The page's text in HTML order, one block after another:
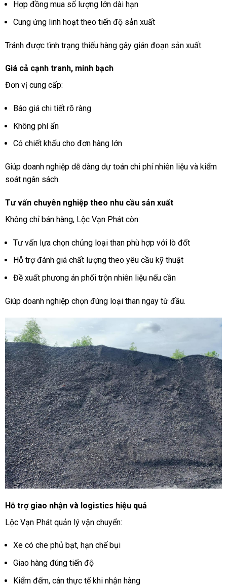
Hợp đồng mua số lượng lớn dài hạn
Cung ứng linh hoạt theo tiến độ sản xuất
Tránh được tình trạng thiếu hàng gây gián đoạn sản xuất.
Giá cả cạnh tranh, minh bạch
Đơn vị cung cấp:
Báo giá chi tiết rõ ràng
Không phí ẩn
Có chiết khấu cho đơn hàng lớn
Giúp doanh nghiệp dễ dàng dự toán chi phí nhiên liệu và kiểm
soát ngân sách.
Tư vấn chuyên nghiệp theo nhu cầu sản xuất
Không chỉ bán hàng, Lộc Vạn Phát còn:
Tư vấn lựa chọn chủng loại than phù hợp với lò đốt
Hỗ trợ đánh giá chất lượng theo yêu cầu kỹ thuật
Đề xuất phương án phối trộn nhiên liệu nếu cần
Giúp doanh nghiệp chọn đúng loại than ngay từ đầu.
Hỗ trợ giao nhận và logistics hiệu quả
Lộc Vạn Phát quản lý vận chuyển:
Xe có che phủ bạt, hạn chế bụi
Giao hàng đúng tiến độ
Kiểm đếm, cân thực tế khi nhận hàng